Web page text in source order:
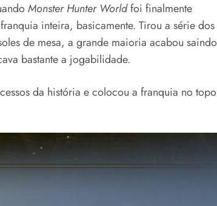
Monster Hunter Worldfoi finalmente
inteira, basicamente. Tirou a série dos
de mesa, a grande maioria acabou saindo
bastante a jogabilidade.
da história e colocou a franquia no topo